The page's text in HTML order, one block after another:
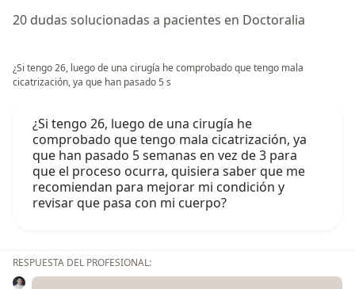
20 dudas solucionadas a pacientes en Doctoralia
¿Si tengo 26, luego de una cirugía he comprobado que tengo mala
cicatrización, ya que han pasado 5 s
¿Si tengo 26, luego de una cirugía he
comprobado que tengo mala cicatrización, ya
que han pasado 5 semanas en vez de 3 para
que el proceso ocurra, quisiera saber que me
recomiendan para mejorar mi condición y
revisar que pasa con mi cuerpo?
RESPUESTA DEL PROFESIONAL: